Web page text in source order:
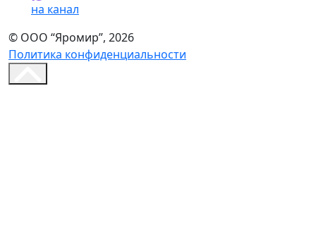
на канал
© ООО “Яромир”, 2026
Политика конфиденциальности